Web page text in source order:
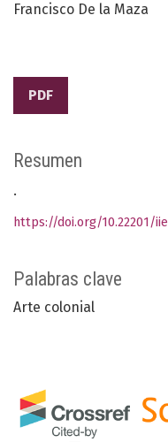
Francisco De la Maza
PDF
Palabras clave
Arte colonial
Resumen
.
https://doi.org/10.22201/